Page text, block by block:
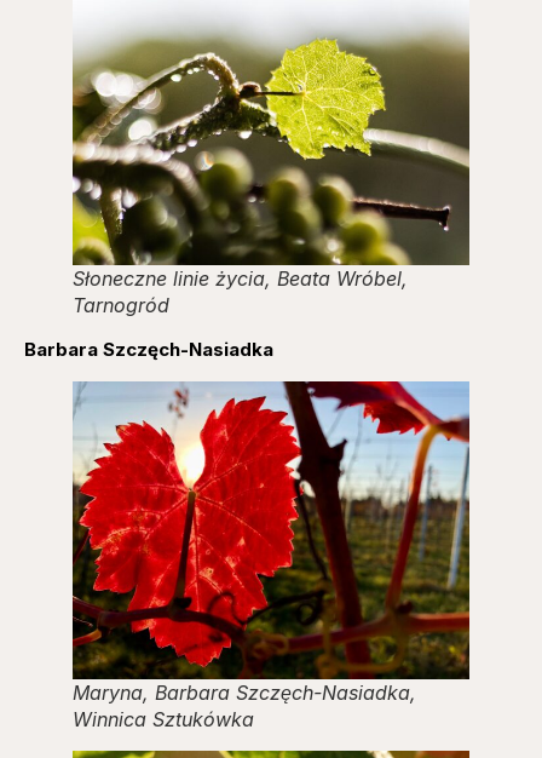
Słoneczne linie życia, Beata Wróbel,
Tarnogród
Barbara Szczęch-Nasiadka
Maryna, Barbara Szczęch-Nasiadka,
Winnica Sztukówka